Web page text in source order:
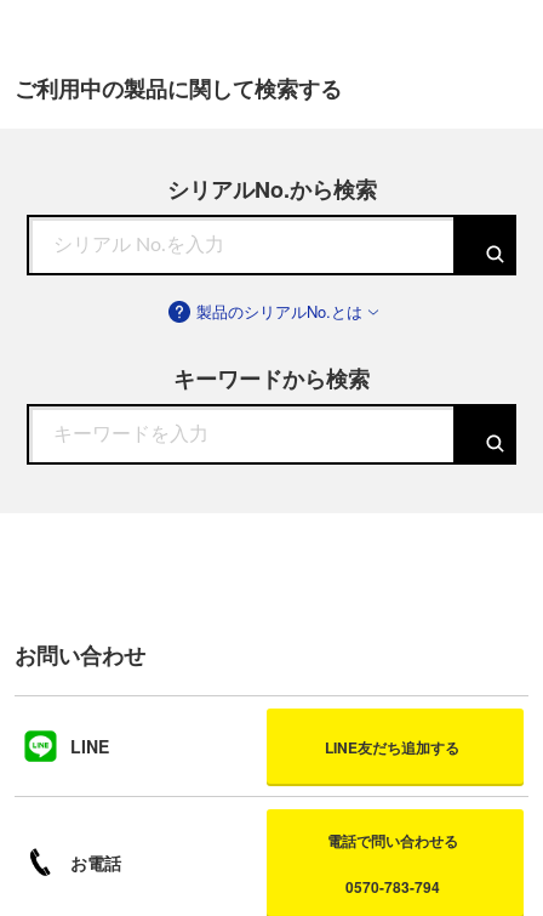
ご利用中の製品に関して検索する
シリアルNo.から検索
製品のシリアルNo.とは
キーワードから検索
お問い合わせ
LINE LINE友だち追加する
お電話
電話で問い合わせる
0570-783-794